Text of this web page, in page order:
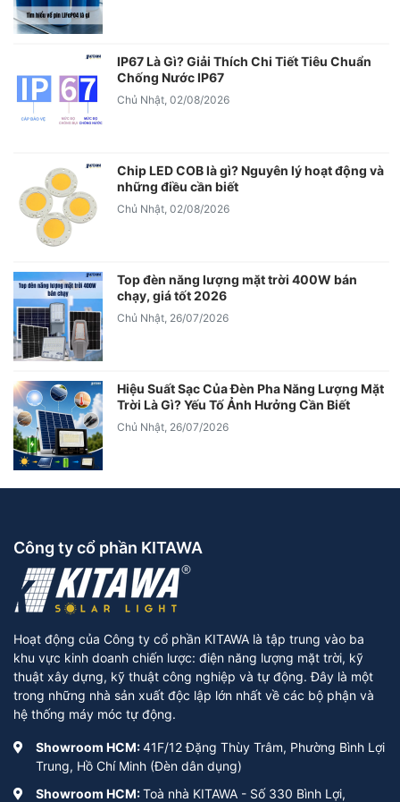
IP67 Là Gì? Giải Thích Chi Tiết Tiêu Chuẩn
Chống Nước IP67
Chủ Nhật, 02/08/2026
Chip LED COB là gì? Nguyên lý hoạt động và
những điều cần biết
Chủ Nhật, 02/08/2026
Top đèn năng lượng mặt trời 400W bán
chạy, giá tốt 2026
Chủ Nhật, 26/07/2026
Hiệu Suất Sạc Của Đèn Pha Năng Lượng Mặt
Trời Là Gì? Yếu Tố Ảnh Hưởng Cần Biết
Chủ Nhật, 26/07/2026
Công ty cổ phần KITAWA
Hoạt động của Công ty cổ phần KITAWA là tập trung vào ba
khu vực kinh doanh chiến lược: điện năng lượng mặt trời, kỹ
thuật xây dựng, kỹ thuật công nghiệp và tự động. Đây là một
trong những nhà sản xuất độc lập lớn nhất về các bộ phận và
hệ thống máy móc tự động.
Showroom HCM:41F/12 Đặng Thùy Trâm, Phường Bình Lợi
Trung, Hồ Chí Minh (Đèn dân dụng)
Showroom HCM:Toà nhà KITAWA - Số 330 Bình Lợi,